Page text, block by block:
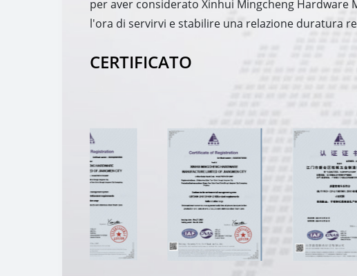
per aver considerato Xinhui Mingcheng
l'ora di servirvi e stabilire una relazione duratura
CERTIFICATO